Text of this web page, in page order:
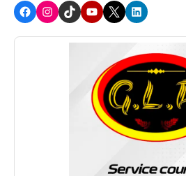
FacebookInstagram
TikTokYoutube
X LinkedIn